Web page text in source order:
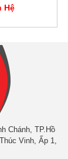
Hệ
Chánh, TP.Hồ
Vinh, Ấp 1,